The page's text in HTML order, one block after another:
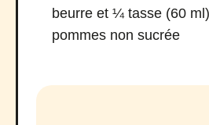
beurre et ¼ tasse (60
pommes non sucrée